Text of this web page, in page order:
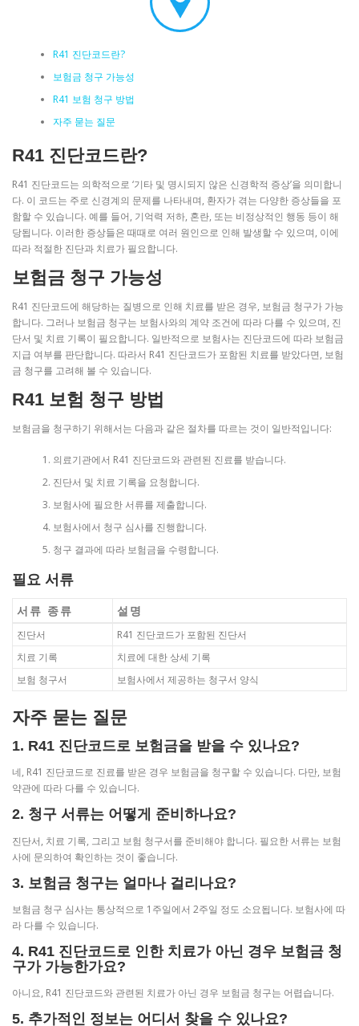
R41 진단코드란?
보험금 청구 가능성
R41 보험 청구 방법
자주 묻는 질문
R41 진단코드란?
R41 진단코드는 의학적으로 ‘기타 및 명시되지 않은 신경학적 증상’을 의미합니
다. 이 코드는 주로 신경계의 문제를 나타내며, 환자가 겪는 다양한 증상들을 포
함할 수 있습니다. 예를 들어, 기억력 저하, 혼란, 또는 비정상적인 행동 등이 해
당됩니다. 이러한 증상들은 때때로 여러 원인으로 인해 발생할 수 있으며, 이에
따라 적절한 진단과 치료가 필요합니다.
보험금 청구 가능성
R41 진단코드에 해당하는 질병으로 인해 치료를 받은 경우, 보험금 청구가 가능
합니다. 그러나 보험금 청구는 보험사와의 계약 조건에 따라 다를 수 있으며, 진
단서 및 치료 기록이 필요합니다. 일반적으로 보험사는 진단코드에 따라 보험금
지급 여부를 판단합니다. 따라서 R41 진단코드가 포함된 치료를 받았다면, 보험
금 청구를 고려해 볼 수 있습니다.
R41 보험 청구 방법
보험금을 청구하기 위해서는 다음과 같은 절차를 따르는 것이 일반적입니다:
의료기관에서 R41 진단코드와 관련된 진료를 받습니다.
진단서 및 치료 기록을 요청합니다.
보험사에 필요한 서류를 제출합니다.
보험사에서 청구 심사를 진행합니다.
청구 결과에 따라 보험금을 수령합니다.
필요 서류
서류 종류 설명
진단서
R41 진단코드가 포함된 진단서
치료 기록
치료에 대한 상세 기록
보험 청구서
보험사에서 제공하는 청구서 양식
자주 묻는 질문
1. R41 진단코드로 보험금을 받을 수 있나요?
네, R41 진단코드로 진료를 받은 경우 보험금을 청구할 수 있습니다. 다만, 보험
약관에 따라 다를 수 있습니다.
2. 청구 서류는 어떻게 준비하나요?
진단서, 치료 기록, 그리고 보험 청구서를 준비해야 합니다. 필요한 서류는 보험
사에 문의하여 확인하는 것이 좋습니다.
3. 보험금 청구는 얼마나 걸리나요?
보험금 청구 심사는 통상적으로 1주일에서 2주일 정도 소요됩니다. 보험사에 따
라 다를 수 있습니다.
4. R41 진단코드로 인한 치료가 아닌 경우 보험금 청
구가 가능한가요?
아니요, R41 진단코드와 관련된 치료가 아닌 경우 보험금 청구는 어렵습니다.
5. 추가적인 정보는 어디서 찾을 수 있나요?